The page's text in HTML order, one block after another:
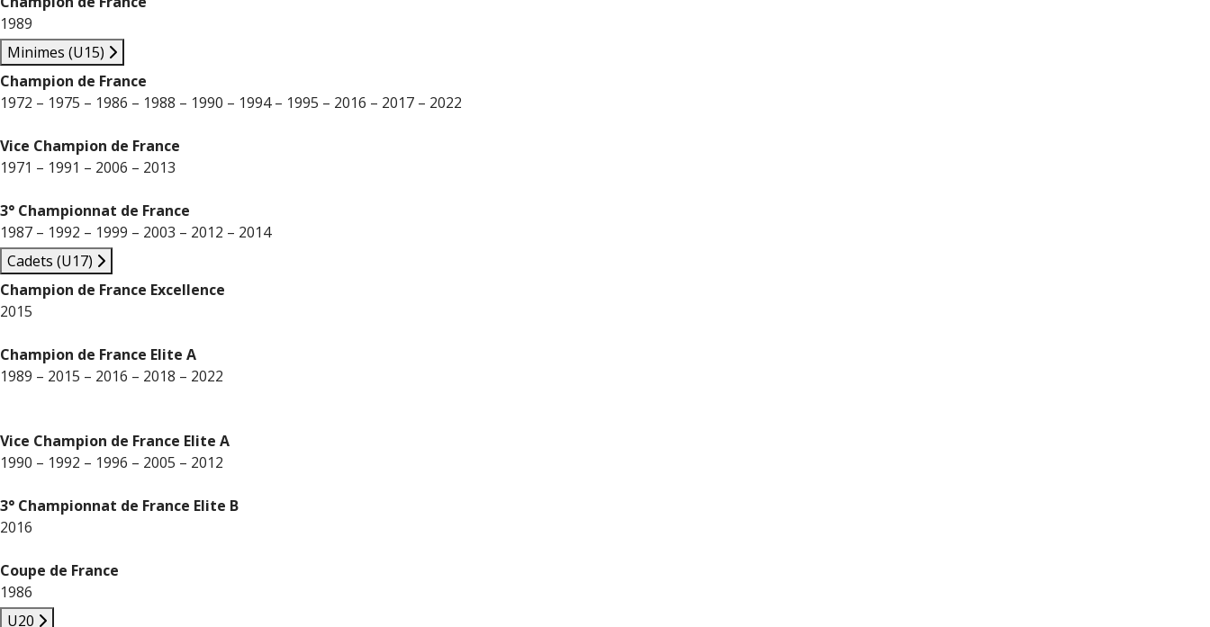
1989
Minimes (U15)
Champion de France
1972 – 1975 – 1986 – 1988 – 1990 – 1994 – 1995 – 2016 – 2017 – 2022
Vice Champion de France
1971 – 1991 – 2006 – 2013
3° Championnat de France
1987 – 1992 – 1999 – 2003 – 2012 – 2014
Cadets (U17)
Champion de France Excellence
2015
Champion de France Elite A
1989 – 2015 – 2016 – 2018 – 2022
Vice Champion de France Elite A
1990 – 1992 – 1996 – 2005 – 2012
3° Championnat de France Elite B
2016
Coupe de France
1986
U20